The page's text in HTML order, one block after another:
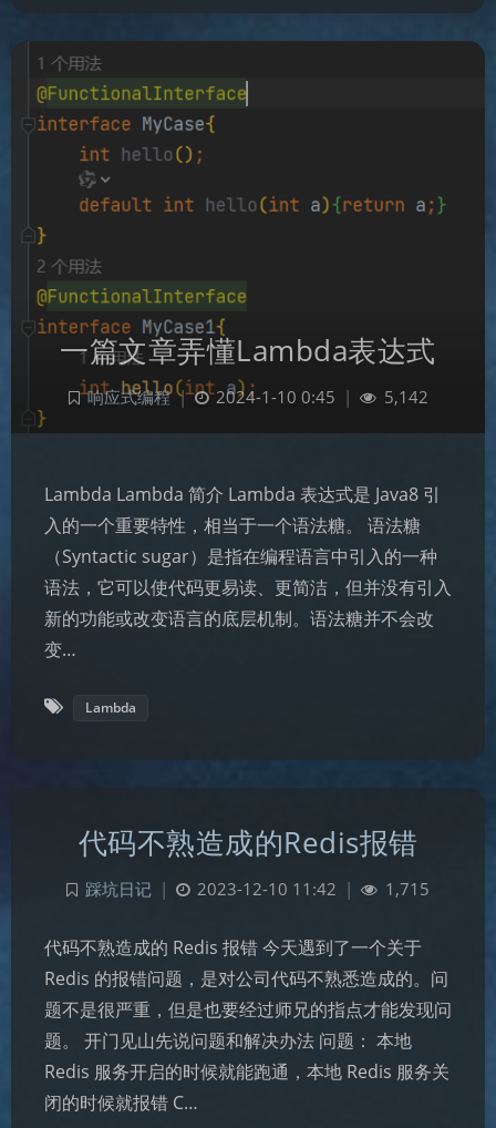
一篇文章弄懂Lambda表达式
响应式编程 | 2024-1-10 0:45 5,142
Lambda Lambda 简介 Lambda 表达式是 Java8 引
入的一个重要特性，相当于一个语法糖。 语法糖
（Syntactic sugar）是指在编程语言中引入的一种
语法，它可以使代码更易读、更简洁，但并没有引入
新的功能或改变语言的底层机制。语法糖并不会改
变…
Lambda
代码不熟造成的Redis报错
踩坑日记 2023-12-10 11:42 1,715
代码不熟造成的 Redis 报错 今天遇到了一个关于
Redis 的报错问题，是对公司代码不熟悉造成的。问
题不是很严重，但是也要经过师兄的指点才能发现问
题。 开门见山先说问题和解决办法 问题： 本地
Redis 服务开启的时候就能跑通，本地 Redis 服务关
闭的时候就报错 C…